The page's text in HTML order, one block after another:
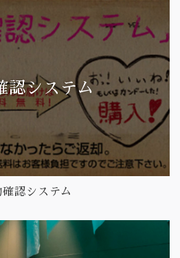
認システム
確認システム